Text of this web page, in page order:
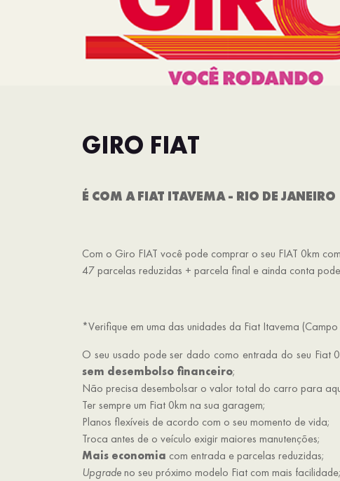
GIRO FIAT
É COM A FIAT ITAVEMA - RIO DE JANEIRO
Com o Giro FIAT você pode comprar o seu FIAT 0km
47 parcelas reduzidas + parcela final e ainda conta
*Verifique em uma das unidades da Fiat Itavema
O seu usado pode ser dado como entrada do seu
sem desembolso financeiro;
Não precisa desembolsar o valor total do carro para
Ter sempre um Fiat 0km na sua garagem;
Planos flexíveis de acordo com o seu momento de vida;
Troca antes de o veículo exigir maiores manutenções;
Mais economia com entrada e parcelas reduzidas;
Upgradeno seu próximo modelo Fiat com mais facilidade;